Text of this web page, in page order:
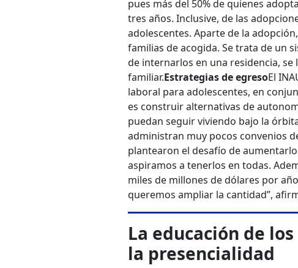
pues más del 50% de quienes
tres años. Inclusive, de las
adolescentes. Aparte de la
familias de acogida. Se trata de un
de internarlos en una residencia,
familiar.Estrategias de egresoEl
laboral para adolescentes, en
es construir alternativas de
puedan seguir viviendo bajo la
administran muy pocos convenios
plantearon el desafío de
aspiramos a tenerlos en todas.
miles de millones de dólares por
queremos ampliar la cantidad”,
La educación de
la presencialidad